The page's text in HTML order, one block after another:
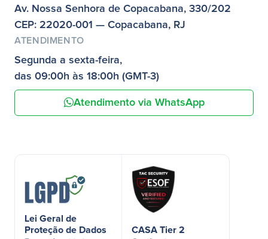
Av. Nossa Senhora de Copacabana, 330/202
CEP: 22020-001 — Copacabana, RJ
ATENDIMENTO
Segunda a sexta-feira,
das 09:00h às 18:00h (GMT-3)
Atendimento via WhatsApp
Lei Geral de
Proteção de Dados
CASA Tier 2